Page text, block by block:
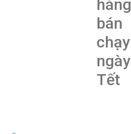
hàng
bán
chạy
ngày
Tết